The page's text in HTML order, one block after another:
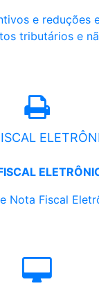
e reduções
tributários e
Nota Fiscal